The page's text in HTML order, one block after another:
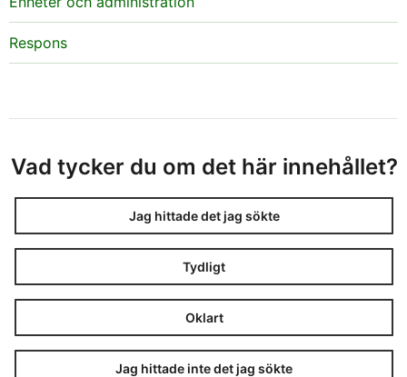
Respons
Vad tycker du om det här innehållet?
Jag hittade det jag sökte
Tydligt
Oklart
Jag hittade inte det jag sökte